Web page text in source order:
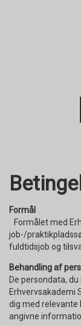
Formål
Formålet med
job-/
fuldtidsjob og
Behandling af
De persondata,
Erhvervsakademi
dig med relevante
angivne